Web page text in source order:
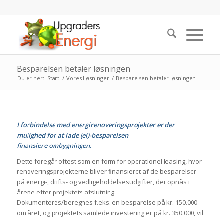
Besparelsen betaler løsningen
Du er her: Start / Vores Løsninger / Besparelsen betaler løsningen
I forbindelse med energirenoveringsprojekter er der
mulighed for at lade (el)-besparelsen
finansiere ombygningen.
Dette foregår oftest som en form for operationel leasing, hvor
renoveringsprojekterne bliver finansieret af de besparelser
på energi-, drifts- og vedligeholdelsesudgifter, der opnås i
årene efter projektets afslutning.
Dokumenteres/beregnes f.eks. en besparelse på kr. 150.000
om året, og projektets samlede investering er på kr. 350.000, vil